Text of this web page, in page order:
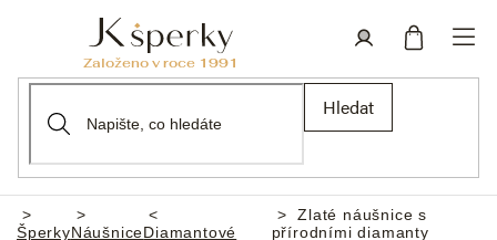
Hledat
Domů
ŠperkyNáušniceDiamantové
Zlaté náušnice s
přírodními diamanty